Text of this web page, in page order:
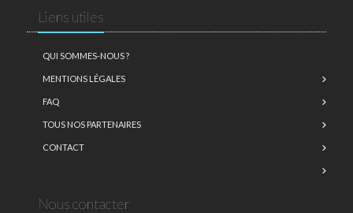
Liens utiles
QUI SOMMES-NOUS ?
MENTIONS LÉGALES
FAQ
TOUS NOS PARTENAIRES
CONTACT
Nous contacter